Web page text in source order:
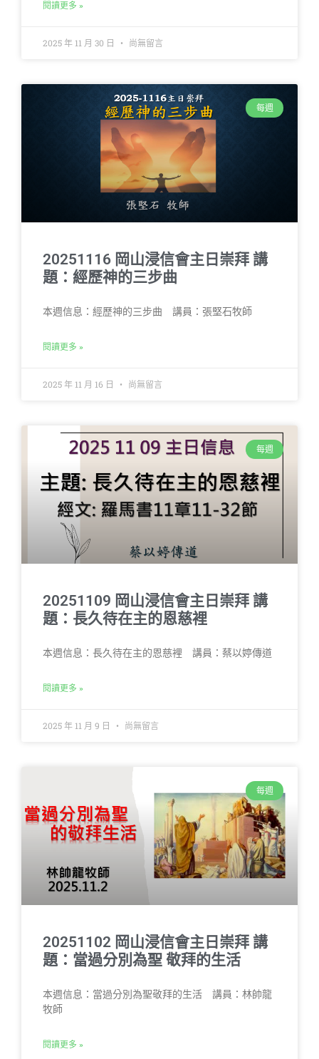
閱讀更多 »
2025 年 11 月 30 日 尚無留言
每週
20251116 岡山浸信會主日崇拜 講
題：經歷神的三步曲
本週信息：經歷神的三步曲 講員：張堅石牧師
閱讀更多 »
2025 年 11 月 16 日 尚無留言
每週
20251109 岡山浸信會主日崇拜 講
題：長久待在主的恩慈裡
本週信息：長久待在主的恩慈裡 講員：蔡以婷傳道
閱讀更多 »
2025 年 11 月 9 日 尚無留言
每週
20251102 岡山浸信會主日崇拜 講
題：當過分別為聖 敬拜的生活
本週信息：當過分別為聖敬拜的生活 講員：林帥龍
牧師
閱讀更多 »